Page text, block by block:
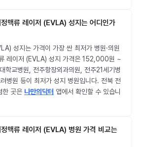
맥류 레이저 (EVLA) 성지는 어디인가
성지는 가격이 가장 싼 최저가 병원·의원
레이저 (EVLA) 성지 가격은 152,000원 ~
교병원, 전주항장외과의원, 전주21세기병
병원 등이 최저가 성지 병원입니다. 전북 전
한 곳은 나만의닥터 앱에서 확인할 수 있습니
맥류 레이저 (EVLA) 병원 가격 비교는